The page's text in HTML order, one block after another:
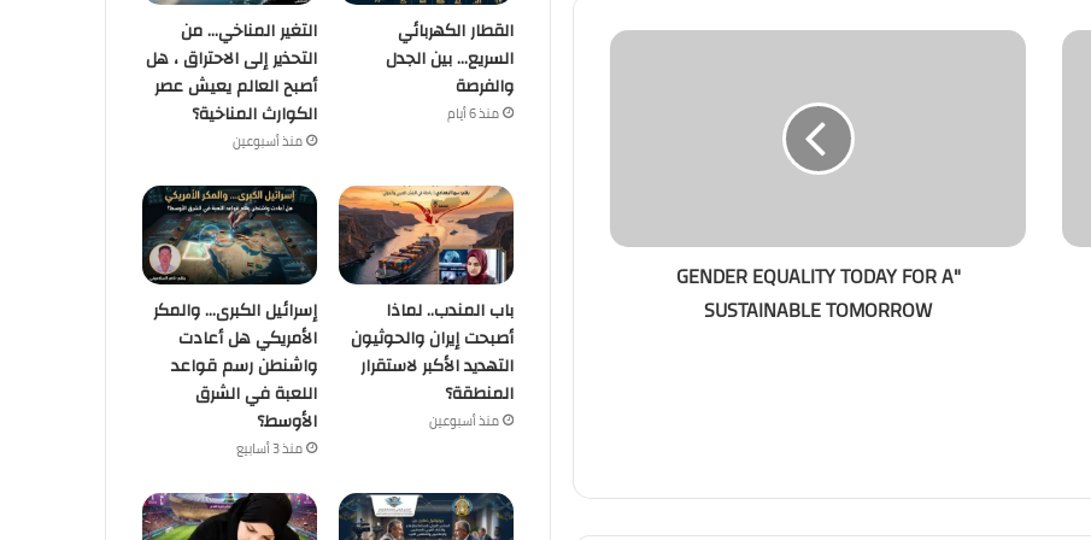
"GENDER EQUALITY TODAY FOR A
SUSTAINABLE TOMORROW
القطار الكهربائي
السريع… بين الجدل
والفرصة
منذ 6 أيام
التغير المناخي… من
التحذير إلى الاحتراق ، هل
أصبح العالم يعيش عصر
الكوارث المناخية؟
منذ أسبوعين
باب المندب.. لماذا
أصبحت إيران والحوثيون
التهديد الأكبر لاستقرار
المنطقة؟
منذ أسبوعين
إسرائيل الكبرى… والمكر
الأمريكي هل أعادت
واشنطن رسم قواعد
اللعبة في الشرق
الأوسط؟
منذ 3 أسابيع